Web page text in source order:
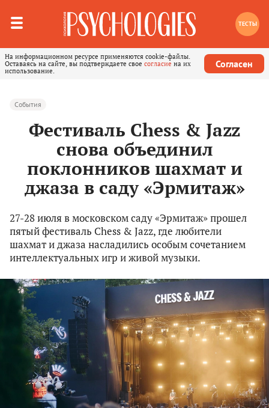
ТЕСТЫ
На информационном ресурсе применяются cookie-файлы.
Оставаясь на сайте, вы подтверждаете свое согласие на их
использование.
Согласен
События
Фестиваль Chess & Jazz
снова объединил
поклонников шахмат и
джаза в саду «Эрмитаж»
27-28 июля в московском саду «Эрмитаж» прошел
пятый фестиваль Chess & Jazz, где любители
шахмат и джаза насладились особым сочетанием
интеллектуальных игр и живой музыки.